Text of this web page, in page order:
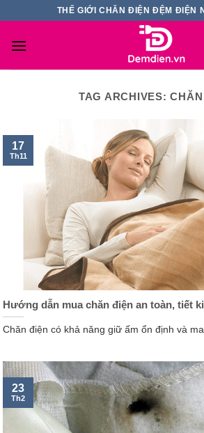
content
THẾ GIỚI CHĂN ĐIỆN ĐỆM ĐIỆN
TAG ARCHIVES:
Hướng dẫn mua chăn điện an toàn, tiết
Chăn điện có khả năng giữ ấm ổn định và
17
Th11
23
Th2